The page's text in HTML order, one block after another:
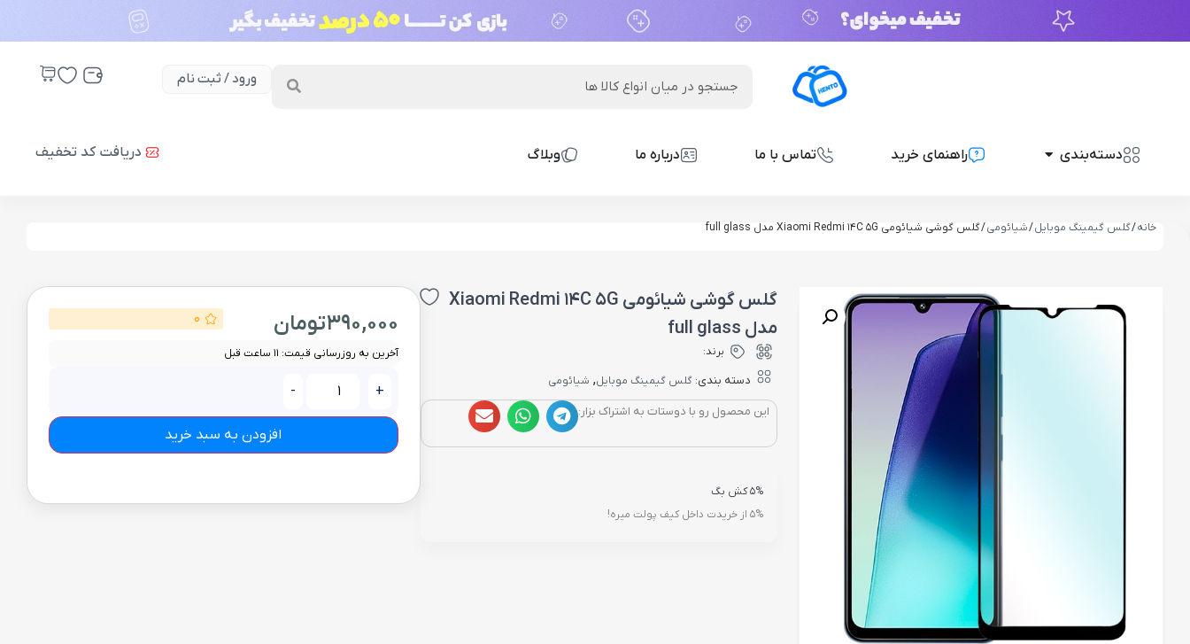
ورود / ثبت نام
دسته‌بندی راهنمای خرید تماس با ما درباره ما وبلاگ دریافت کد تخفیف
خانه/گلس گیمینگ موبایل/شیائومی/ گلس گوشی شیائومی Xiaomi Redmi 14C 5G مدل full glass
390,000تومان 0
آخرین به روزرسانی قیمت: 11 ساعت قبل
+
-
افزودن به سبد خرید
گلس گوشی شیائومی Xiaomi Redmi 14C 5G
مدل full glass
برند:
دسته بندی:گلس گیمینگ موبایل, شیائومی
این محصول رو با دوستات به اشتراک بزار:
5% کش بگ
5% از خریدت داخل کیف پولت میره!